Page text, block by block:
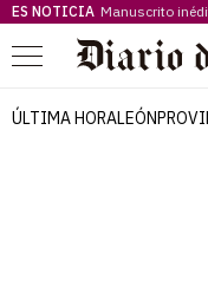
ES NOTICIA Manuscrito
Menú
ÚLTIMA HORALEÓN